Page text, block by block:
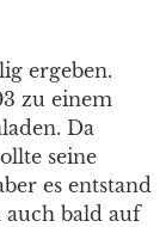
ergeben.
zu einem
Da
seine
es entstand
auch bald auf